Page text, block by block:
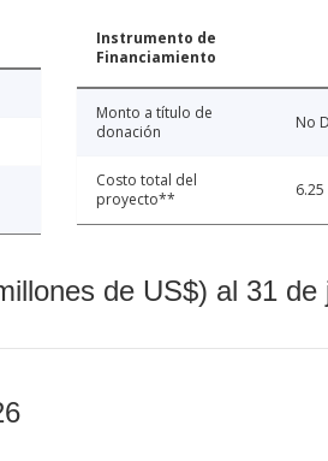
Instrumento de
Financiamiento
Monto a título de
donación
No
Costo total del
proyecto**
6.25
de US$) al 31 de